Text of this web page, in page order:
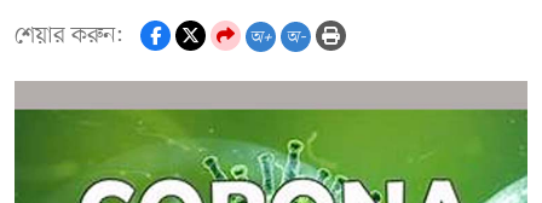
শেয়ার করুন: অ+ অ-
ডায়ালসিলেট যাত্রা
CONTACT US
সম্পাদকীয় কলাম